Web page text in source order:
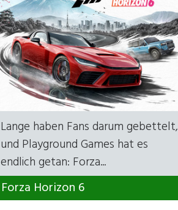
Lange haben Fans darum gebettelt,
und Playground Games hat es
endlich getan: Forza...
Forza Horizon 6